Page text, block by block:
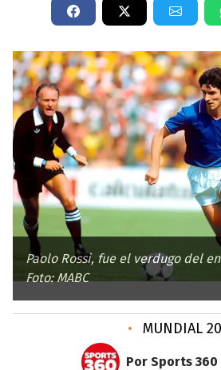
Paolo Rossi, fue el verdugo del
Foto: MABC
• MUNDIAL
Por Sports 360